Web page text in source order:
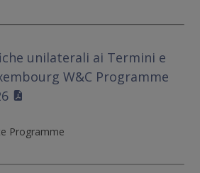
unilaterali ai Termini e
W&C Programme
Programme